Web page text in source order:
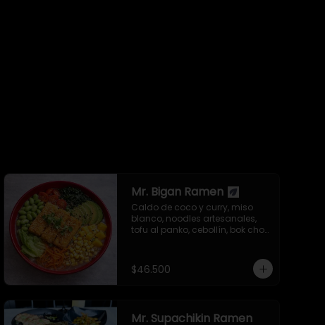
Mr. Bigan Ramen
Caldo de coco y curry, miso
blanco, noodles artesanales,
tofu al panko, cebollín, bok choy,
$46.500
Mr. Supachikin Ramen